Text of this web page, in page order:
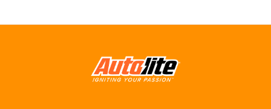
naar